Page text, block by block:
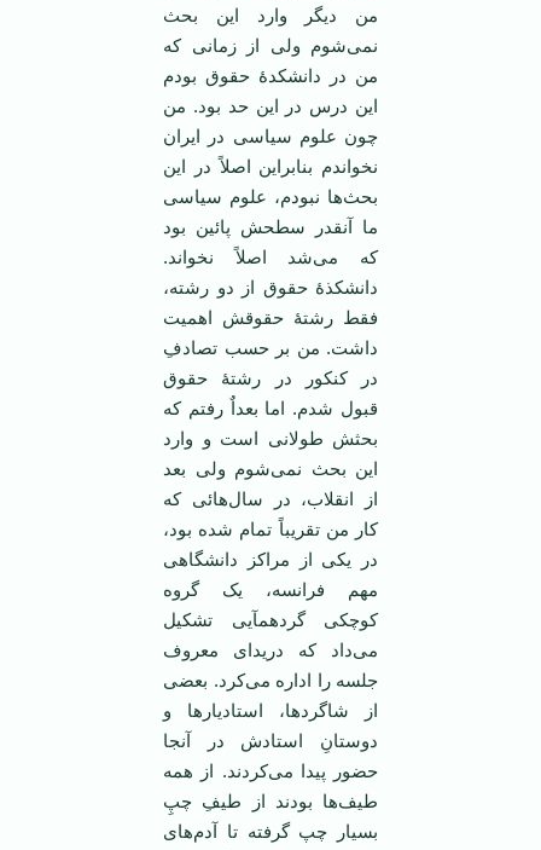
من دیگر وارد این بحث
نمی‌شوم ولی از زمانی که
من در دانشکدۀ حقوق بودم
این درس در این حد بود. من
چون علوم سیاسی در ایران
نخواندم بنابراین اصلاً در این
بحث‌ها نبودم، علوم سیاسی
ما آنقدر سطحش پائین بود
که می‌شد اصلاً نخواند.
دانشکذۀ حقوق از دو رشته،
فقط رشتۀ حقوقش اهمیت
داشت. من بر حسب تصادفِ
در کنکور در رشتۀ حقوق
قبول شدم. اما بعداٌ رفتم که
بحثش طولانی است و وارد
این بحث نمی‌شوم ولی بعد
از انقلاب، در سال‌هائی که
کار من تقریباً تمام شده بود،
در یکی از مراکز دانشگاهی
مهم فرانسه، یک گروه
کوچکی گردهمآیی تشکیل
می‌داد که دریدای معروف
جلسه را اداره می‌کرد. بعضی
از شاگردها، استادیارها و
دوستانِ استادش در آنجا
حضور پیدا می‌کردند. از همه
طیف‌ها بودند از طیفِ چپِ
بسیار چپ گرفته تا آدم‌های